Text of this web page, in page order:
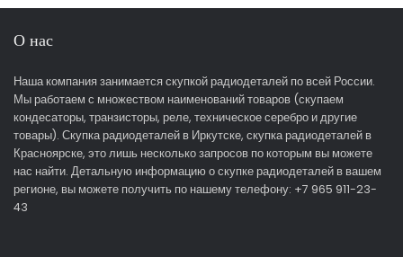
О нас
Наша компания занимается скупкой радиодеталей по всей России.
Мы работаем с множеством наименований товаров (скупаем
кондесаторы, транзисторы, реле, техническое серебро и другие
товары). Скупка радиодеталей в Иркутске, скупка радиодеталей в
Красноярске, это лишь несколько запросов по которым вы можете
нас найти. Детальную информацию о скупке радиодеталей в вашем
регионе, вы можете получить по нашему телефону: +7 965 911-23-
43